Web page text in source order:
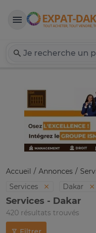
Accueil Annonces
Services
Dakar
Services - Dakar
420 résultats trouvés